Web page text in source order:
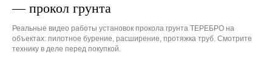
— прокол грунта
Реальные видео работы установок прокола грунта ТЕРЕБРО на
объектах: пилотное бурение, расширение, протяжка труб. Смотрите
технику в деле перед покупкой.